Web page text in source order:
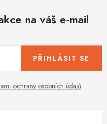
na váš e-mail
ochrany osobních údajů
PŘIHLÁSIT SE